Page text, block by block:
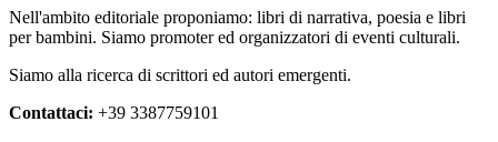
scelte
nella
pagina
del
Nell'ambito editoriale proponiamo: libri di narrativa, poesia e libri
per bambini. Siamo promoter ed organizzatori di eventi culturali.
Siamo alla ricerca di scrittori ed autori emergenti.
Contattaci: +39 3387759101